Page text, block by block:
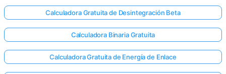
Calculadora Gratuita de Desintegración Beta
Calculadora Binaria Gratuita
Calculadora Gratuita de Energía de Enlace